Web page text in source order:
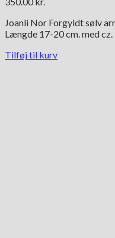
Joanli Nor Forgyldt sølv
Længde 17-20 cm. med cz.
Tilføj til kurv